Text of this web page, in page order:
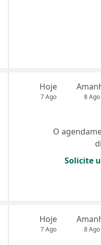
Hoje
7 Ago 8 Ago
O
Solicite
Hoje
7 Ago 8 Ago